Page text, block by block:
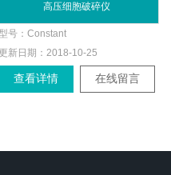
高压细胞破碎仪
号：Constant
新日期：2018-10-25
查看详情 在线留言